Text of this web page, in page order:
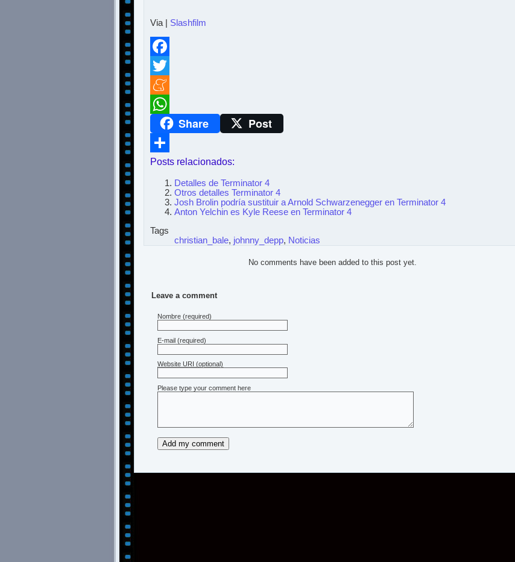
Via | Slashfilm
Facebook
Twitter
Meneame
WhatsAppShare Post
Compartir
Posts relacionados:
Detalles de Terminator 4
Otros detalles Terminator 4
Josh Brolin podría sustituir a Arnold Schwarzenegger en Terminator 4
Anton Yelchin es Kyle Reese en Terminator 4
Tags
christian_bale, johnny_depp, Noticias
No comments have been added to this post yet.
Leave a comment
Nombre (required)
E-mail (required)
Website URI (optional)
Please type your comment here